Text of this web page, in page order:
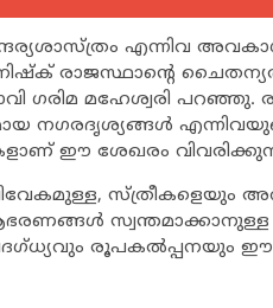
എന്നിവ
രാജസ്ഥാന്റെ
മഹേശ്വരി പറഞ്ഞു.
നഗരദൃശ്യങ്ങള്‍
ഈ ശേഖരം
സ്ത്രീകളെയും
രൂപകൽപ്പനയും ഈ